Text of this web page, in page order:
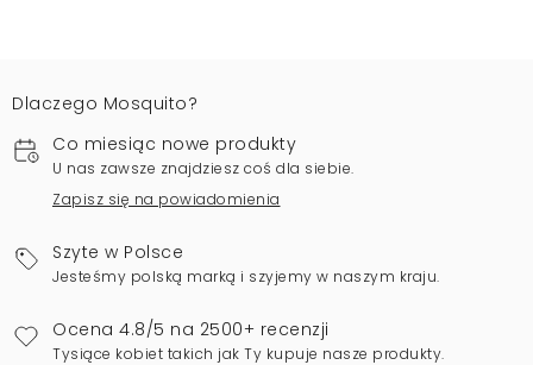
Dlaczego Mosquito?
Co miesiąc nowe produkty
U nas zawsze znajdziesz coś dla siebie.
Zapisz się na powiadomienia
Szyte w Polsce
Jesteśmy polską marką i szyjemy w naszym kraju.
Ocena 4.8/5 na 2500+ recenzji
Tysiące kobiet takich jak Ty kupuje nasze produkty.